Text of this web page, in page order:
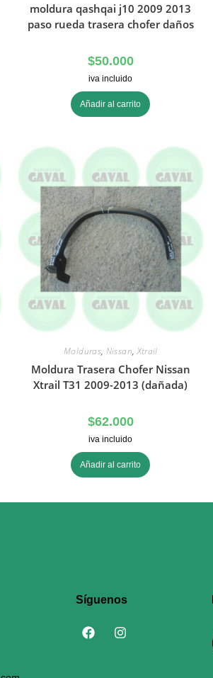
moldura qashqai j10 2009 2013
paso rueda trasera chofer daños
$50.000
iva incluido
Añadir al carrito
Molduras, Nissan,Xtrail
Moldura Trasera Chofer Nissan
Xtrail T31 2009-2013 (dañada)
$62.000
iva incluido
Añadir al carrito
Síguenos